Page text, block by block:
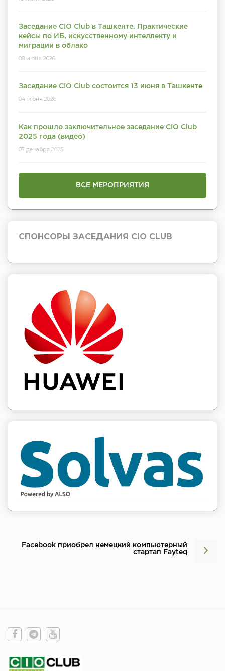
Заседание CIO Club в Ташкенте. Практические
кейсы по ИБ, искусственному интеллекту и
миграции в облако
08 июня 2026
Заседание CIO Club состоится 13 июня в Ташкенте
04 июня 2026
Как прошло заключительное заседание CIO Club
2025 года (видео)
07 декабря 2025
ВСЕ МЕРОПРИЯТИЯ
СПОНСОРЫ ЗАСЕДАНИЯ CIO CLUB
Facebook приобрел немецкий компьютерный
стартап Fayteq